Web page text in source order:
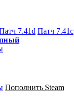
7.41d Патч 7.41c
Пополнить Steam